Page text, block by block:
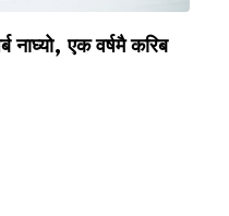
नाघ्यो, एक वर्षमै करिब